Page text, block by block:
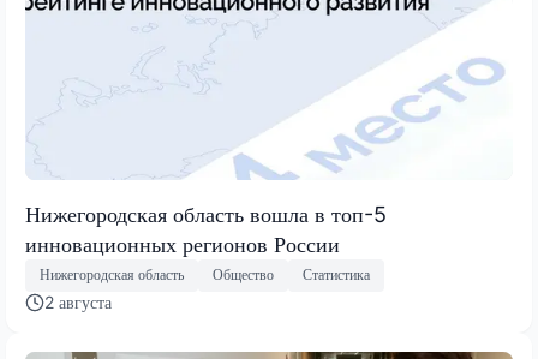
Нижегородская область вошла в топ-5
инновационных регионов России
Нижегородская область Общество Статистика
2 августа